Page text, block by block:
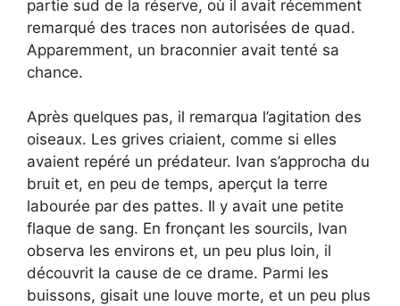
partie sud de la réserve, où il avait récemment
remarqué des traces non autorisées de quad.
Apparemment, un braconnier avait tenté sa
chance.
Après quelques pas, il remarqua l’agitation des
oiseaux. Les grives criaient, comme si elles
avaient repéré un prédateur. Ivan s’approcha du
bruit et, en peu de temps, aperçut la terre
labourée par des pattes. Il y avait une petite
flaque de sang. En fronçant les sourcils, Ivan
observa les environs et, un peu plus loin, il
découvrit la cause de ce drame. Parmi les
buissons, gisait une louve morte, et un peu plus